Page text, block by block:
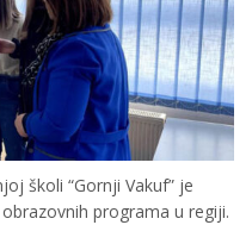
školi “Gornji Vakuf” je
programa u regiji.